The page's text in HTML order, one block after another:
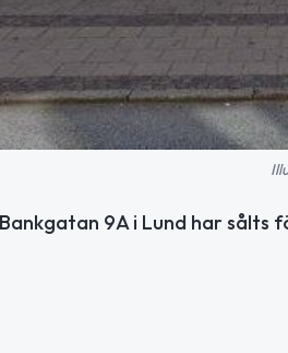
9A i Lund har sålts